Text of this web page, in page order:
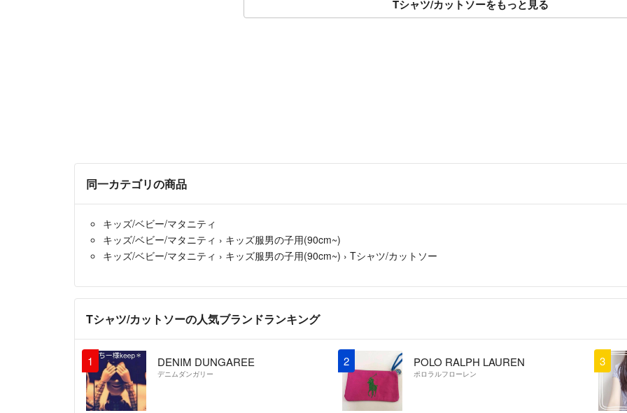
お急ぎの場合は
★素人個人出品に
申し出のない方
何かありました
申し付け下さい。
Tシャツ/カットソーをもっと見る
同一カテゴリの商品
キッズ/ベビー/マタニティ
キッズ/ベビー/マタニティ › キッズ服男の子用(90cm~)
キッズ/ベビー/マタニティ › キッズ服男の子用(90cm~) › Tシャツ/カットソー
Tシャツ/カットソーの人気ブランドランキング
1 DENIM DUNGAREE
デニムダンガリー
2 POLO RALPH LAUREN
ポロラルフローレン
3